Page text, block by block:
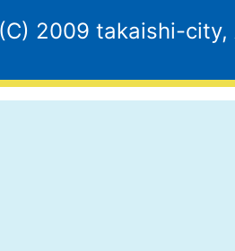
2009 takaishi-city,